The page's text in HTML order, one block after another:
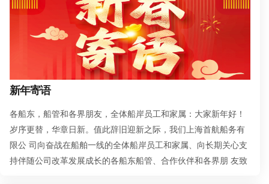
新年寄语
各船东，船管和各界朋友，全体船岸员工和家属：大家新年好！
岁序更替，华章日新。值此辞旧迎新之际，我们上海首航船务有
限公 司向奋战在船舶一线的全体船岸员工和家属、向长期关心支
持伴随公司改革发展成长的各船东船管、合作伙伴和各界朋 友致